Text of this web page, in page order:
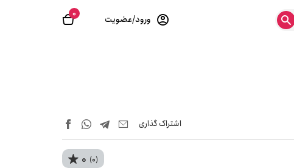
0 ورود/عضویت
اشتراک‌ گذاری
0 (0)